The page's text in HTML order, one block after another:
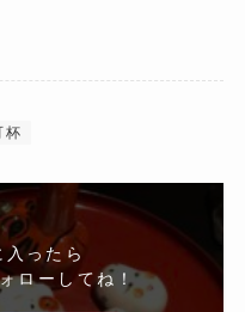
杯
ったら
ローしてね！